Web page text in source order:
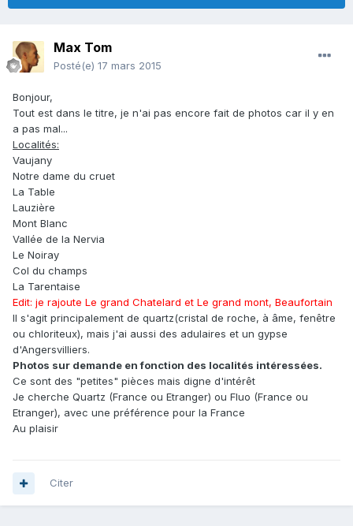
Max Tom
Posté(e) 17 mars 2015
Bonjour,
Tout est dans le titre, je n'ai pas encore fait de photos car il y en
a pas mal...
Localités:
Vaujany
Notre dame du cruet
La Table
Lauzière
Mont Blanc
Vallée de la Nervia
Le Noiray
Col du champs
La Tarentaise
Edit: je rajoute Le grand Chatelard et Le grand mont, Beaufortain
Il s'agit principalement de quartz(cristal de roche, à âme, fenêtre
ou chloriteux), mais j'ai aussi des adulaires et un gypse
d'Angersvilliers.
Photos sur demande en fonction des localités intéressées.
Ce sont des "petites" pièces mais digne d'intérêt
Je cherche Quartz (France ou Etranger) ou Fluo (France ou
Etranger), avec une préférence pour la France
Au plaisir
Citer